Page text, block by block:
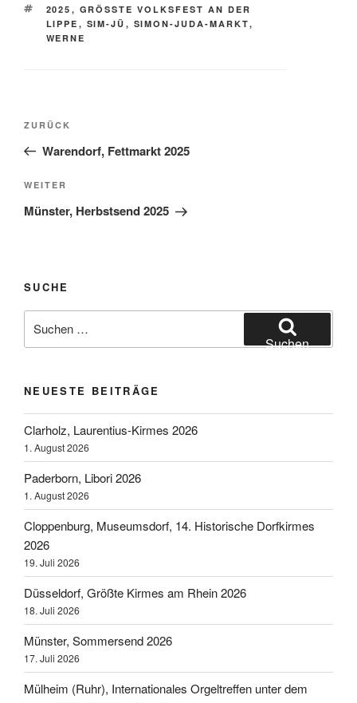
SCHLAGWÖRTER
2025 , GRÖSSTE VOLKSFEST AN DER L
IPPE
, SIM-JÜ , SIMON-JUDA-MARKT,
WERNE
Beitragsnavigation
Vorheriger
Beitrag
ZURÜCK
Warendorf, Fettmarkt 2025
Nächster
Beitrag
WEITER
Münster, Herbstsend 2025
SUCHE
nach:
Suchen
NEUESTE BEITRÄGE
Clarholz, Laurentius-Kirmes 2026
1. August 2026
Paderborn, Libori 2026
1. August 2026
Cloppenburg, Museumsdorf, 14. Historische Dorfkirmes
2026
19. Juli 2026
Düsseldorf, Größte Kirmes am Rhein 2026
18. Juli 2026
Münster, Sommersend 2026
17. Juli 2026
Mülheim (Ruhr), Internationales Orgeltreffen unter dem